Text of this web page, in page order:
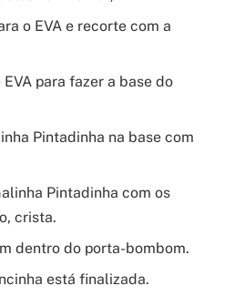
o EVA e recorte com a
para fazer a base do
Pintadinha na base com
Pintadinha com os
crista.
dentro do porta-bombom.
está finalizada.